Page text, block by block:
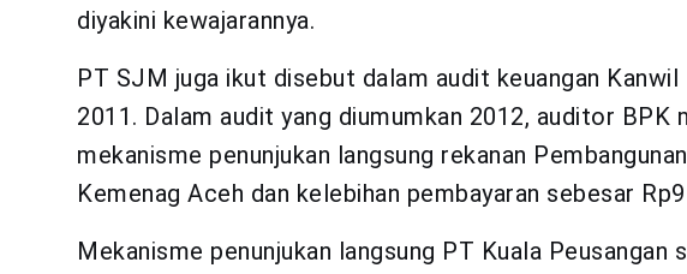
diyakini kewajarannya.
PT SJM juga ikut disebut dalam audit keuangan Kanwil
2011. Dalam audit yang diumumkan 2012, auditor BPK
mekanisme penunjukan langsung rekanan
Kemenag Aceh dan kelebihan pembayaran sebesar
Mekanisme penunjukan langsung PT Kuala